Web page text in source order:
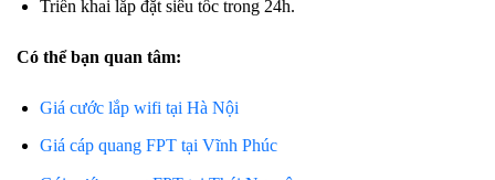
Triển khai lắp đặt siêu tốc trong 24h.
Có thể bạn quan tâm:
Giá cước lắp wifi tại Hà Nội
Giá cáp quang FPT tại Vĩnh Phúc